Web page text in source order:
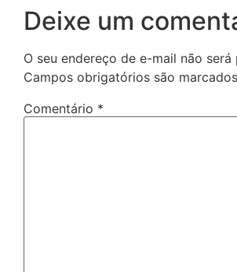
Deixe um
O seu endereço de e-mail não será
Campos obrigatórios são
Comentário *